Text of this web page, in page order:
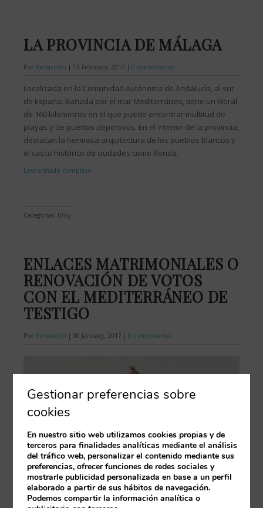
LA PROVINCIA DE MÁLAGA
Por Redacción | 13 February, 2017 | 0 comentarios
Localizada en la Comunidad Autónoma de Andalucía, al sur
de España. Bañada por el mar Mediterráneo, tiene un litoral
de 160 kilómetros en el que puede encontrar multitud de
playas y de puertos deportivos. En el interior de la provincia,
destacan la hermosa arquitectura de los pueblos blancos y
el casco histórico de ciudades como Ronda.
Leer artículo completo
Categorías: blog
ENLACES MATRIMONIALES O
RENOVACIÓN DE VOTOS
CON EL MEDITERRÁNEO DE
TESTIGO
Por Redacción | 30 January, 2017 | 0 comentarios
El Gran Hotel Miramar ofrece a todos los prometidos que lo
Gestionar preferencias sobre
cookies
En nuestro sitio web utilizamos cookies propias y de
terceros para finalidades analíticas mediante el análisis
del tráfico web, personalizar el contenido mediante sus
preferencias, ofrecer funciones de redes sociales y
mostrarle publicidad personalizada en base a un perfil
elaborado a partir de sus hábitos de navegación.
Podemos compartir la información analítica o